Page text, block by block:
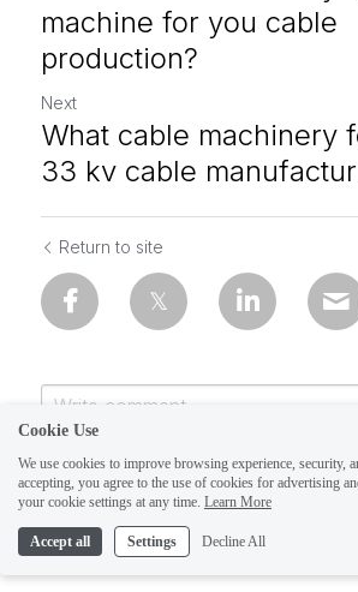
machine for you cable
production?
Next
What cable machinery
33 kv cable
Return to site
Cookie Use
We use cookies to improve browsing experience, security,
accepting, you agree to the use of cookies for advertising
your cookie settings at any time. Learn More
Accept all Settings Decline All